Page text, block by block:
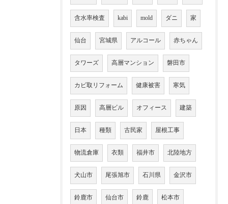
含水率検査 kabi mold ダニ 家
仙台 宮城県 アルコール 赤ちゃん
タワーズ 高層マンション 磐田市
カビ取リフォーム 健康被害 寒気
原因 高層ビル オフィース 建築
日本 種類 古民家 屋根工事
物流倉庫 衣類 福井市 北陸地方
犬山市 尾張旭市 石川県 金沢市
鈴鹿市 仙台市 鈴鹿 松本市